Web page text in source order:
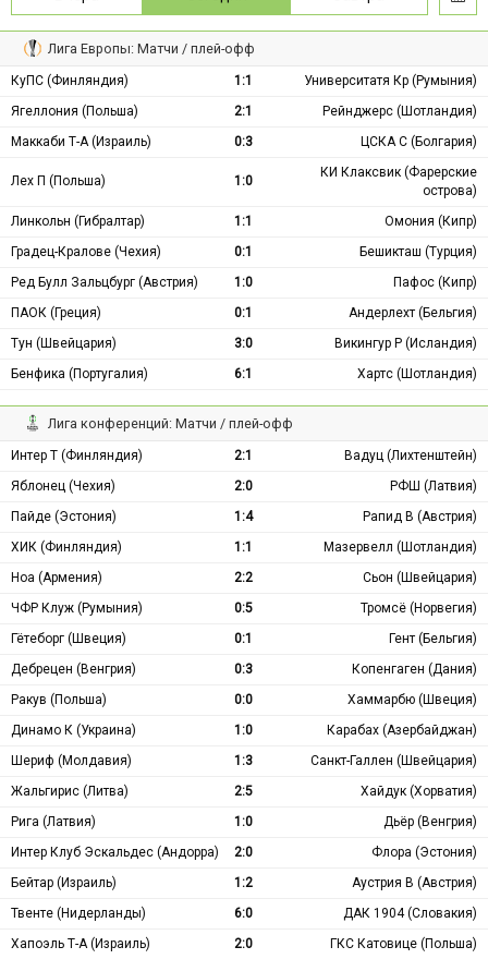
Лига Европы: Матчи / плей-офф
КуПС (Финляндия) 1:1
Университатя Кр (Румыния)
Ягеллония (Польша)
2:1
Рейнджерс (Шотландия)
Маккаби Т-А (Израиль)
0:3 ЦСКА С (Болгария)
Лех П (Польша) 1:0
КИ Клаксвик (Фарерские
острова)
Линкольн (Гибралтар)
1:1
Омония (Кипр)
Градец-Кралове (Чехия)
0:1
Бешикташ (Турция)
Ред Булл Зальцбург (Австрия)
1:0
Пафос (Кипр)
ПАОК (Греция)
0:1
Андерлехт (Бельгия)
Тун (Швейцария)
3:0
Викингур Р (Исландия)
Бенфика (Португалия)
6:1 Хартс (Шотландия)
Лига конференций: Матчи / плей-офф
Интер Т (Финляндия) 2:1
Вадуц (Лихтенштейн)
Яблонец (Чехия)
2:0
РФШ (Латвия)
Пайде (Эстония)
1:4
Рапид В (Австрия)
ХИК (Финляндия)
1:1
Мазервелл (Шотландия)
Ноа (Армения)
2:2
Сьон (Швейцария)
ЧФР Клуж (Румыния)
0:5
Тромсё (Норвегия)
Гётеборг (Швеция)
0:1
Гент (Бельгия)
Дебрецен (Венгрия)
0:3
Копенгаген (Дания)
Ракув (Польша)
0:0
Хаммарбю (Швеция)
Динамо К (Украина)
1:0
Карабах (Азербайджан)
Шериф (Молдавия)
1:3
Санкт-Галлен (Швейцария)
Жальгирис (Литва)
2:5
Хайдук (Хорватия)
Рига (Латвия)
1:0
Дьёр (Венгрия)
Интер Клуб Эскальдес (Андорра)
2:0
Флора (Эстония)
Бейтар (Израиль)
1:2
Аустрия В (Австрия)
Твенте (Нидерланды)
6:0
ДАК 1904 (Словакия)
Хапоэль Т-А (Израиль)
2:0
ГКС Катовице (Польша)